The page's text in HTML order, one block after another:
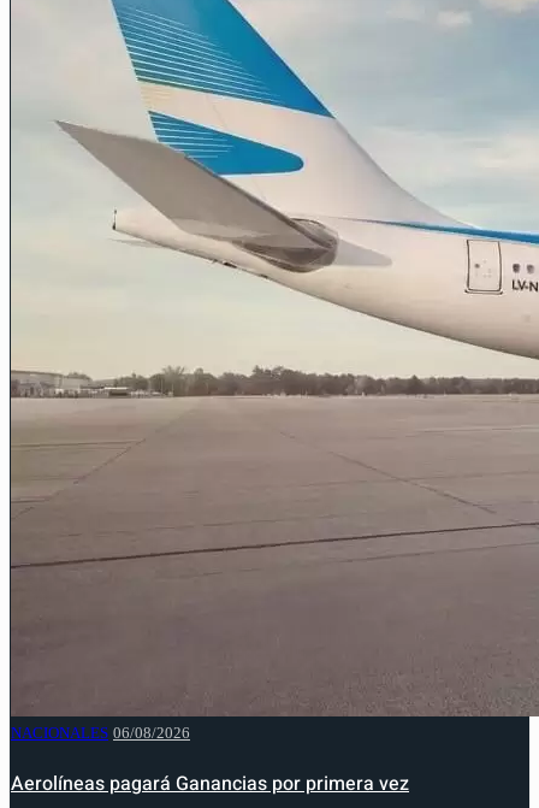
NACIONALES 06/08/2026
Aerolíneas pagará Ganancias por primera vez